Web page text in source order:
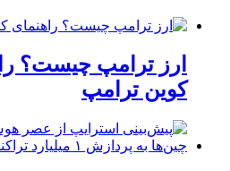
ارز ترامپ چیست؟
کوین ترامپ